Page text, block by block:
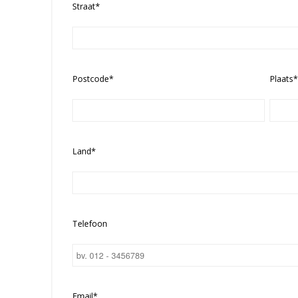
Straat*
Postcode* Plaats*
Land*
Telefoon